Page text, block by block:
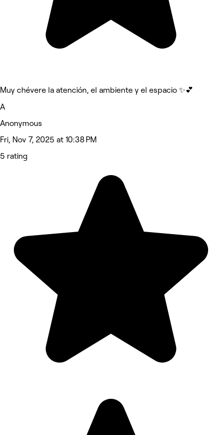
Muy chévere la atención, el ambiente y el espacio ✨️💕
A
Anonymous
Fri, Nov 7, 2025 at 10:38 PM
5 rating